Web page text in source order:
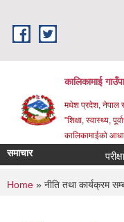
कालिकामाई
मधेश प्रदेश, नेपाल
"शिक्षा, स्वास्थ्य,
कालिकामाईको
समाचार परीक्षा
You are
Home » नीति तथा कार्यक्रम